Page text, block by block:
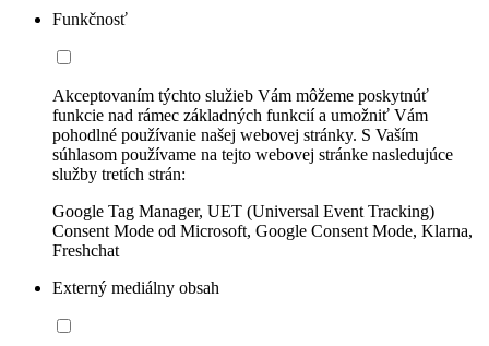
Funkčnosť
Akceptovaním týchto služieb Vám môžeme poskytnúť
funkcie nad rámec základných funkcií a umožniť Vám
pohodlné používanie našej webovej stránky. S Vaším
súhlasom používame na tejto webovej stránke nasledujúce
služby tretích strán:
Google Tag Manager, UET (Universal Event Tracking)
Consent Mode od Microsoft, Google Consent Mode, Klarna,
Freshchat
Externý mediálny obsah